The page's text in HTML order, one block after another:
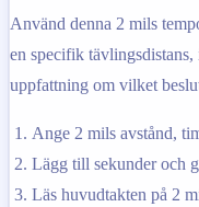
Använd denna 2 mils
en specifik
uppfattning om vilket
Ange 2 mils avstånd,
Lägg till sekunder och
Läs huvudtakten på 2